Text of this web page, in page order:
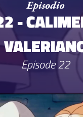
-
Episode 22